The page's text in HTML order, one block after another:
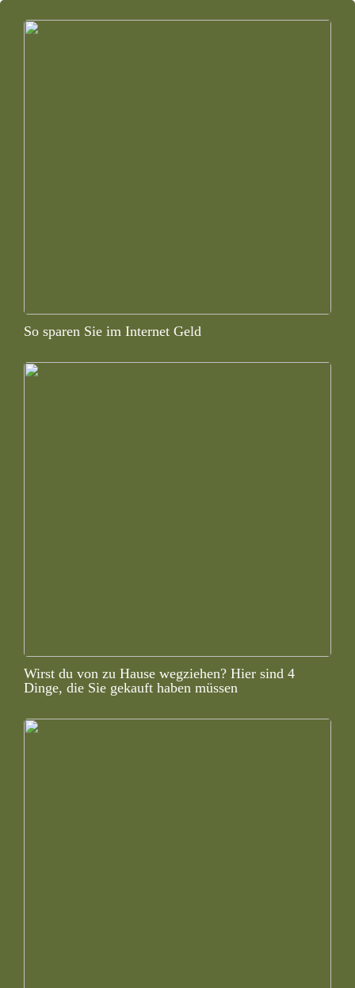
So sparen Sie im Internet Geld
Wirst du von zu Hause wegziehen? Hier sind 4
Dinge, die Sie gekauft haben müssen